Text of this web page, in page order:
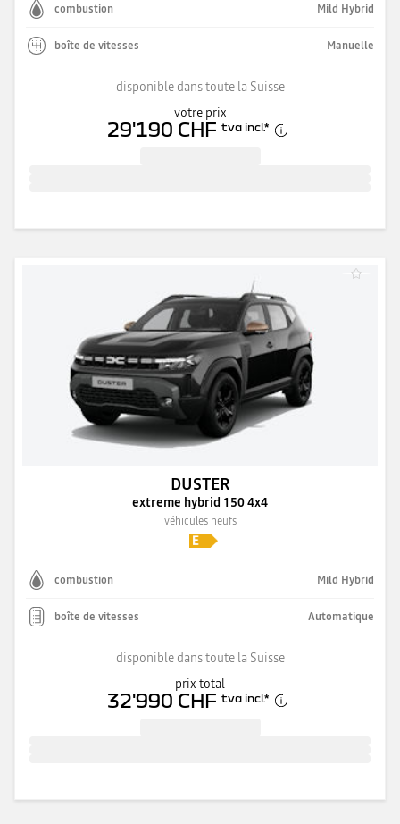
combustion Mild Hybrid
boîte de vitesses Manuelle
disponible dans toute la Suisse
votre prix
29'190 CHF tva incl.*
DUSTER
extreme hybrid 150 4x4
véhicules neufs
combustion Mild Hybrid
boîte de vitesses Automatique
disponible dans toute la Suisse
prix total
32'990 CHF tva incl.*